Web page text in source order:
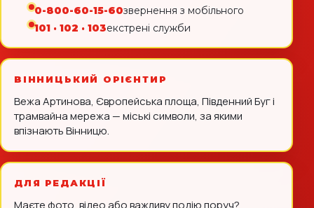
0-800-60-15-60звернення з мобільного
101 · 102 · 103екстрені служби
ВІННИЦЬКИЙ ОРІЄНТИР
Вежа Артинова, Європейська площа, Південний Буг і
трамвайна мережа — міські символи, за якими
впізнають Вінницю.
ДЛЯ РЕДАКЦІЇ
Маєте фото, відео або важливу подію поруч?